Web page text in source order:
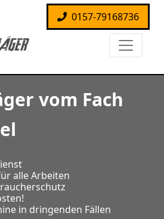
0157-79168736
vom Fach
alle Arbeiten
in dringenden Fällen